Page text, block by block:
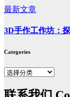
最新文章
3D手作工作坊：
Categories
Categories